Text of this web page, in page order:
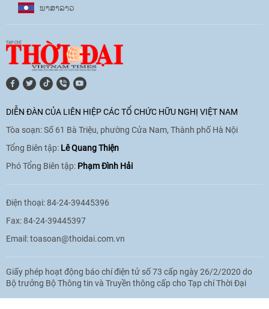
17:07|09/06/2026
[Video] Lào dành ưu tiên hàng đầu cho
quan hệ với Việt Nam
11:01 |09/06/2026
[Video] Doanh nghiệp Hoa Kỳ hỗ trợ
Việt Nam xác định danh tính người mất
ພາ​ສາ​ລາວ
DIỄN ĐÀN CỦA LIÊN HIỆP CÁC TỔ CHỨC HỮU NGHỊ VIỆT NAM
Tòa soạn: Số 61 Bà Triệu, phường Cửa Nam, Thành phố Hà Nội
Tổng Biên tập: Lê Quang Thiện
Phó Tổng Biên tập: Phạm Đình Hải
Điện thoại: 84-24-39445396
Fax: 84-24-39445397
Email:toasoan@thoidai.com.vn
Giấy phép hoạt động báo chí điện tử số 73 cấp ngày 26/2/2020 do
Bộ trưởng Bộ Thông tin và Truyền thông cấp cho Tạp chí Thời Đại